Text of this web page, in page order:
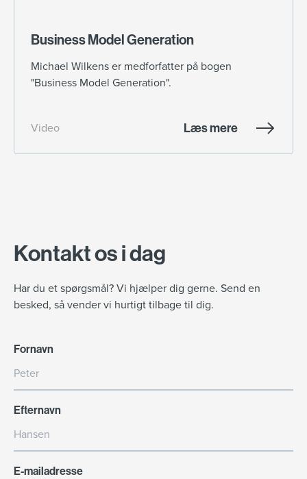
Business Model Generation
Michael Wilkens er medforfatter på bogen
"Business Model Generation".
Video Læs mere
Kontakt os i dag
Har du et spørgsmål? Vi hjælper dig gerne. Send en
besked, så vender vi hurtigt tilbage til dig.
Fornavn
Efternavn
E-mailadresse